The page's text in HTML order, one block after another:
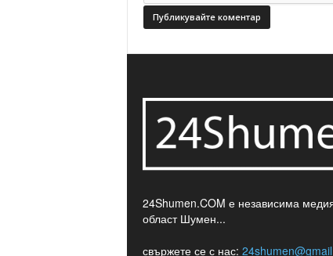
24Shumen.COM е независима
област Шумен...
свържете се с нас: